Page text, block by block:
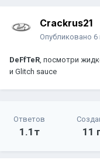
Crackrus21
Опубликовано 6
DeFfTeR, посмотри
и Glitch sauce
Ответов
1.1т 11 г